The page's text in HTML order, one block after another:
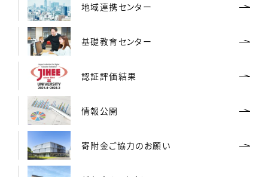
地域連携センター
基礎教育センター
認証評価結果
情報公開
寄附金ご協力のお願い